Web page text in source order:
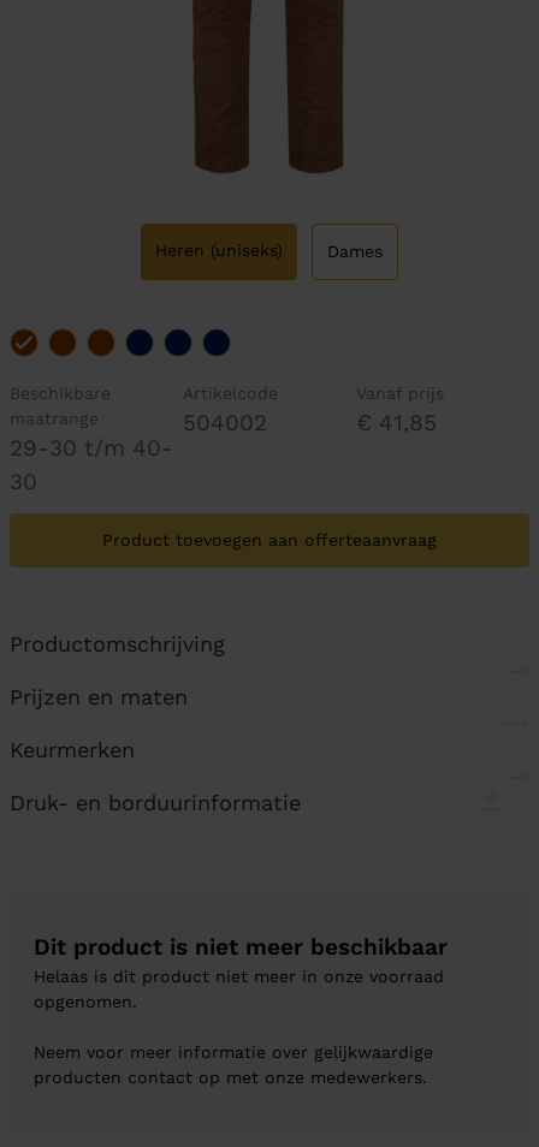
Heren (uniseks) Dames
Beschikbare
maatrange
29-30 t/m 40-
30
Artikelcode
504002
Vanaf prijs
€ 41,85
Product toevoegen aan offerteaanvraag
Productomschrijving
Prijzen en maten
Keurmerken
Druk- en borduurinformatie
Dit product is niet meer beschikbaar
Helaas is dit product niet meer in onze voorraad
opgenomen.
Neem voor meer informatie over gelijkwaardige
producten contact op met onze medewerkers.